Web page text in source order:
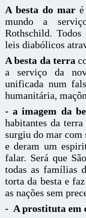
A besta do mar
mundo a
Rothschild.
leis diabólicos
A besta da terra
a serviço da
unificada num
humanitária,
- a imagem da
habitantes da
surgiu do mar com
e deram um
falar. Será que
todas as famílias
torta da besta e
as nações sem
- A prostituta em